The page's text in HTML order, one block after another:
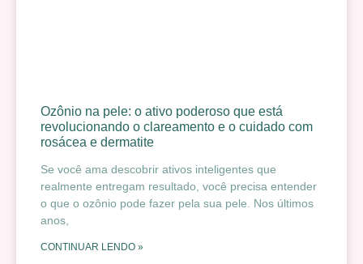
Ozônio na pele: o ativo poderoso que está
revolucionando o clareamento e o cuidado com
rosácea e dermatite
Se você ama descobrir ativos inteligentes que
realmente entregam resultado, você precisa entender
o que o ozônio pode fazer pela sua pele. Nos últimos
anos,
CONTINUAR LENDO »